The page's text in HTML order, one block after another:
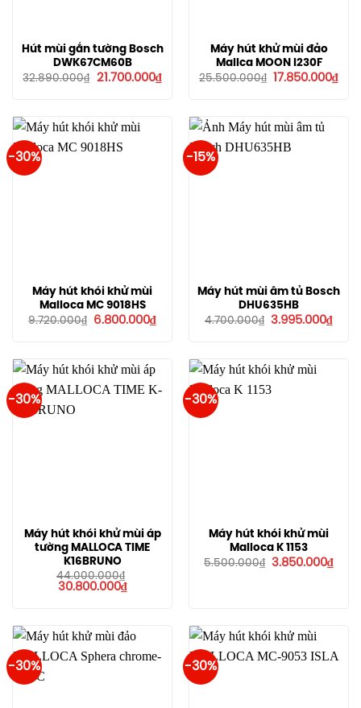
Hút mùi gắn tường Bosch
DWK67CM60B
32.890.000₫
Giá
21.700.000₫Giá
21.700.000₫.
Máy hút khử mùi đảo
Mallca MOON I230F
25.500.000₫ Giá
17.850.000₫Giá
-30%
Máy hút khói khử mùi
Malloca MC 9018HS
9.720.000₫
Giá
6.800.000₫Giá
6.800.000₫.
-15%
Máy hút mùi âm tủ Bosch
DHU635HB
4.700.000₫ Giá
3.995.000₫Giá
-30%
Máy hút khói khử mùi áp
tường MALLOCA TIME
K16BRUNO
44.000.000₫
Giá
30.800.000₫Giá
30.800.000₫.
-30%
Máy hút khói khử mùi
Malloca K 1153
5.500.000₫ Giá
3.850.000₫Giá
-30% -30%